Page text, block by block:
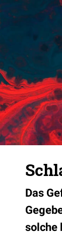
Das
solche